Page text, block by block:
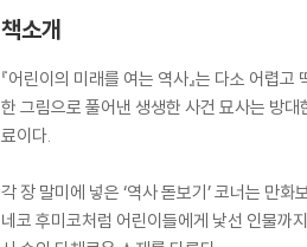
책소개
『어린이의 미래를 여는 역사』는 다소 어렵
한 그림으로 풀어낸 생생한 사건 묘사는 방
료이다.
각 장 말미에 넣은 ‘역사 돋보기’ 코너는 만
네코 후미코처럼 어린이들에게 낯선 인물까